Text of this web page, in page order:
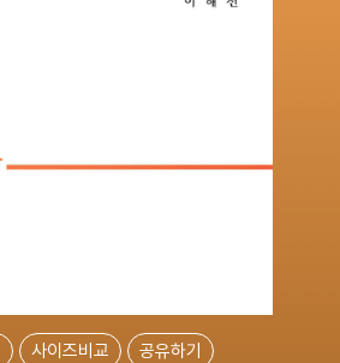
사이즈비교 공유하기